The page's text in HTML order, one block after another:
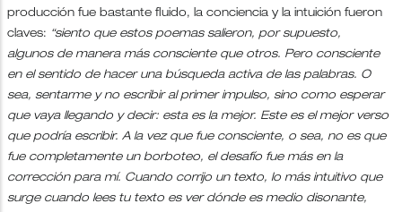
producción fue bastante fluido, la conciencia y la intuición fueron
claves: “siento que estos poemas salieron, por supuesto,
algunos de manera más consciente que otros. Pero consciente
en el sentido de hacer una búsqueda activa de las palabras. O
sea, sentarme y no escribir al primer impulso, sino como esperar
que vaya llegando y decir: esta es la mejor. Este es el mejor verso
que podría escribir. A la vez que fue consciente, o sea, no es que
fue completamente un borboteo, el desafío fue más en la
corrección para mí. Cuando corrijo un texto, lo más intuitivo que
surge cuando lees tu texto es ver dónde es medio disonante,